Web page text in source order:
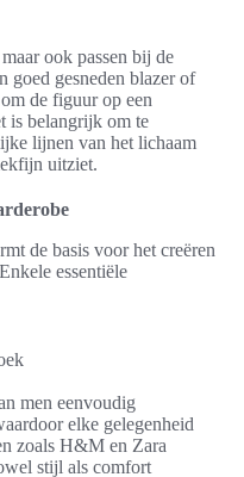
ook passen bij de
goed gesneden blazer of
de figuur op een
is belangrijk om te
lijnen van het lichaam
uitziet.
de basis voor het creëren
essentiële
men eenvoudig
elke gelegenheid
zoals H&M en Zara
stijl als comfort